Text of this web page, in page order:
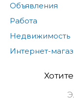
Объявления
Работа
Недвижимость
Интернет-